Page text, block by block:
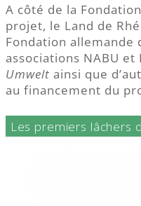
A côté de la
projet, le Land de
Fondation allemande
associations NABU et
Umwelt ainsi que
au financement du
Les premiers lâchers